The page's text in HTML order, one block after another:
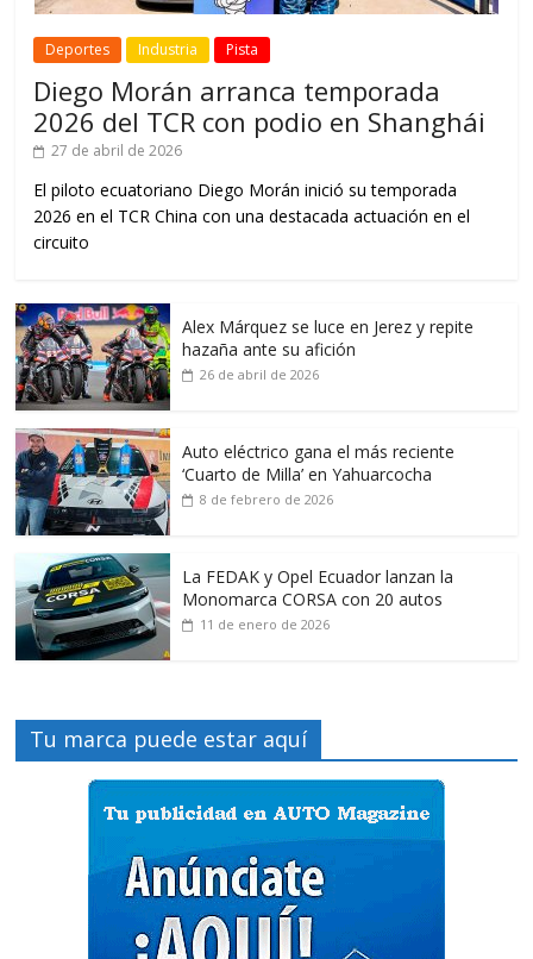
Deportes Industria Pista
Diego Morán arranca temporada
2026 del TCR con podio en Shanghái
27 de abril de 2026
El piloto ecuatoriano Diego Morán inició su temporada
2026 en el TCR China con una destacada actuación en el
circuito
Alex Márquez se luce en Jerez y repite
hazaña ante su afición
26 de abril de 2026
Auto eléctrico gana el más reciente
‘Cuarto de Milla’ en Yahuarcocha
8 de febrero de 2026
La FEDAK y Opel Ecuador lanzan la
Monomarca CORSA con 20 autos
11 de enero de 2026
Tu marca puede estar aquí